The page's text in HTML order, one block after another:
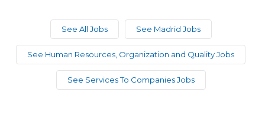
See All Jobs See Madrid Jobs
See Human Resources, Organization and Quality Jobs
See Services To Companies Jobs